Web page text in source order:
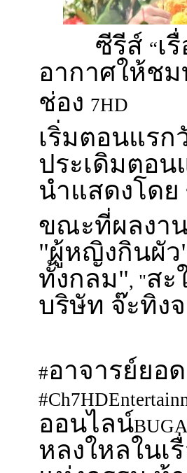
ซีรีส์ “เ
อากาศให้ชม
ช่อง 7HD
เริ่มตอนแรก
ประเดิมตอน
นำแสดงโดย
ขณะที่ผลงา
"ผู้หญิงกินผัว
ทั้งกลม", "สะ
บริษัท จ๊ะทิง
#อาจารย์ยอด
ออนไลน์
หลงใหลใน